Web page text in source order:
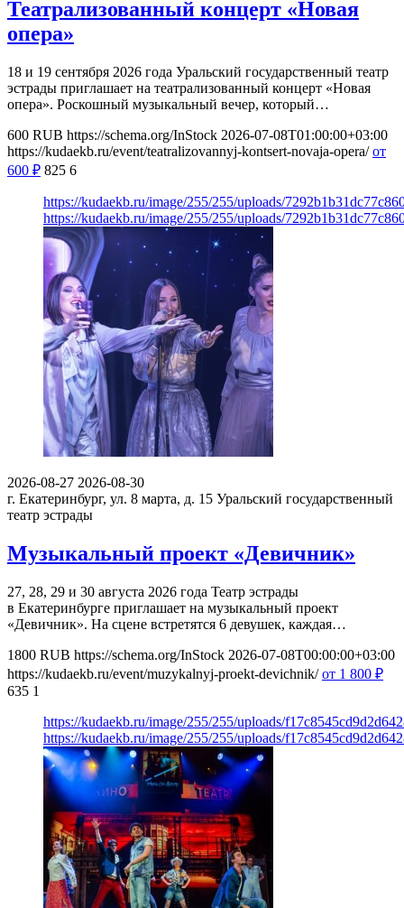
Театрализованный концерт «Новая
опера»
18 и 19 сентября 2026 года Уральский государственный театр
эстрады приглашает на театрализованный концерт «Новая
опера». Роскошный музыкальный вечер, который…
600 RUB https://schema.org/InStock 2026-07-08T01:00:00+03:00
https://kudaekb.ru/event/teatralizovannyj-kontsert-novaja-opera/ от
600 ₽ 825 6
https://kudaekb.ru/image/255/255/uploads/
https://kudaekb.ru/image/255/255/uploads/
2026-08-27 2026-08-30
г. Екатеринбург, ул. 8 марта, д. 15 Уральский государственный
театр эстрады
Музыкальный проект «Девичник»
27, 28, 29 и 30 августа 2026 года Театр эстрады
в Екатеринбурге приглашает на музыкальный проект
«Девичник». На сцене встретятся 6 девушек, каждая…
1800 RUB https://schema.org/InStock 2026-07-08T00:00:00+03:00
https://kudaekb.ru/event/muzykalnyj-proekt-devichnik/ от 1 800 ₽
635 1
https://kudaekb.ru/image/255/255/uploads/
https://kudaekb.ru/image/255/255/uploads/